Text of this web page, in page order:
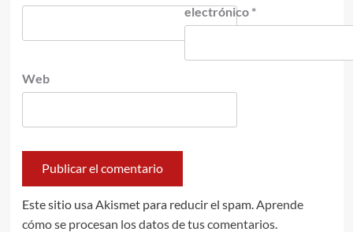
electrónico *
Web
Este sitio usa Akismet para reducir el spam. Aprende
cómo se procesan los datos de tus comentarios.